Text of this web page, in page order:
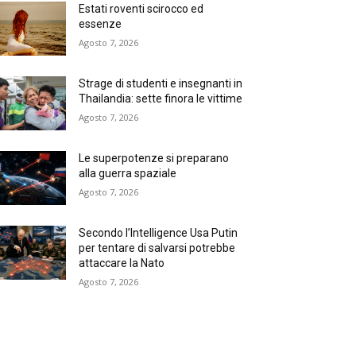
Estati roventi scirocco ed
essenze
Agosto 7, 2026
Strage di studenti e insegnanti in
Thailandia: sette finora le vittime
Agosto 7, 2026
Le superpotenze si preparano
alla guerra spaziale
Agosto 7, 2026
Secondo l’Intelligence Usa Putin
per tentare di salvarsi potrebbe
attaccare la Nato
Agosto 7, 2026